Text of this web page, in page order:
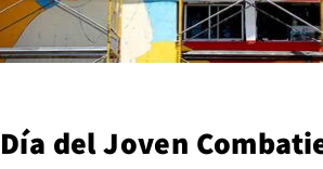
Día del Joven